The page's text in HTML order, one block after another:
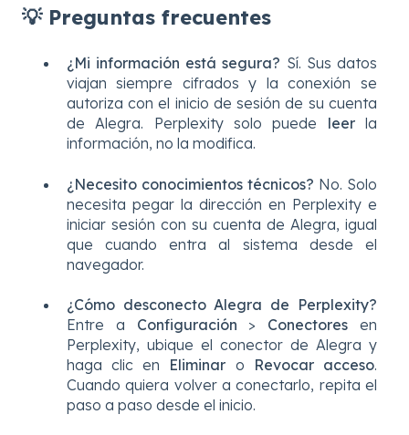
💡 Preguntas frecuentes
¿Mi información está segura? Sí. Sus datos
viajan siempre cifrados y la conexión se
autoriza con el inicio de sesión de su cuenta
de Alegra. Perplexity solo puede leerla
información, no la modifica.
¿Necesito conocimientos técnicos? No. Solo
necesita pegar la dirección en Perplexity e
iniciar sesión con su cuenta de Alegra, igual
que cuando entra al sistema desde el
navegador.
¿Cómo desconecto Alegra de Perplexity?
Entre a Configuración > Conectores en
Perplexity, ubique el conector de Alegra y
haga clic en Eliminar o Revocar acceso.
Cuando quiera volver a conectarlo, repita el
paso a paso desde el inicio.